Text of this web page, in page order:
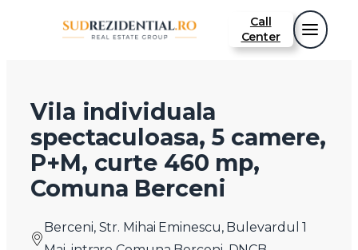
Call
Center
Vila individuala
spectaculoasa, 5 camere,
P+M, curte 460 mp,
Comuna Berceni
Berceni, Str. Mihai Eminescu, Bulevardul 1